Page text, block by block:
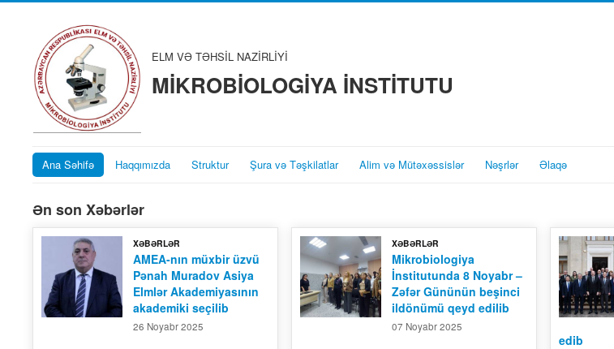
ELM VƏ TƏHSİL NAZİRLİYİ
MİKROBİOLOGİYA İNSTİTUTU
Ana Səhifə Haqqımızda Struktur Şura və Təşkilatlar Alim və Mütəxəssislər Nəşrlər Əlaqə
Ən son Xəbərlər
XƏBƏRLƏR
AMEA-nın müxbir üzvü
Pənah Muradov Asiya
Elmlər Akademiyasının
akademiki seçilib
26 Noyabr 2025
XƏBƏRLƏR
Mikrobiologiya
İnstitutunda 8 Noyabr –
Zəfər Gününün beşinci
ildönümü qeyd edilib
07 Noyabr 2025
edib